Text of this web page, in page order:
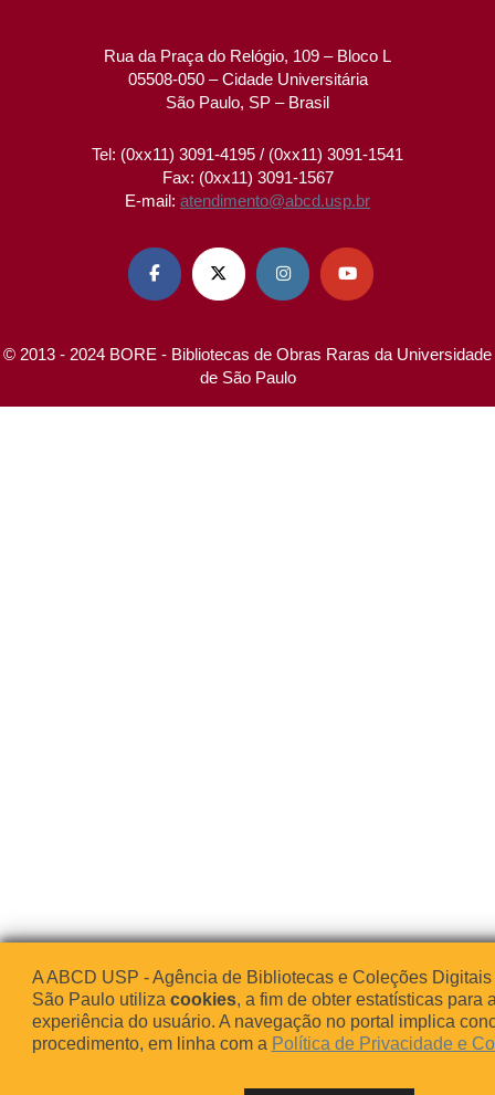
Rua da Praça do Relógio, 109 – Bloco L
05508-050 – Cidade Universitária
São Paulo, SP – Brasil
Tel: (0xx11) 3091-4195 / (0xx11) 3091-1541
Fax: (0xx11) 3091-1567
E-mail: atendimento@abcd.usp.br
   
© 2013 - 2024 BORE - Bibliotecas de Obras Raras da Universidade
de São Paulo
A ABCD USP - Agência de Bibliotecas e Coleções
São Paulo utiliza cookies, a fim de obter estatísticas para
experiência do usuário. A navegação no portal implica
procedimento, em linha com a Política de Privacidade e